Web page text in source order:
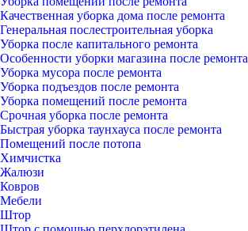
Качественная уборка дома после ремонта
Генеральная послестроительная уборка
Уборка после капитального ремонта
Особенности уборки магазина после ремонта
Уборка мусора после ремонта
Уборка подъездов после ремонта
Уборка помещений после ремонта
Срочная уборка после ремонта
Быстрая уборка таунхауса после ремонта
Помещений после потопа
Химчистка
Жалюзи
Ковров
Мебели
Штор